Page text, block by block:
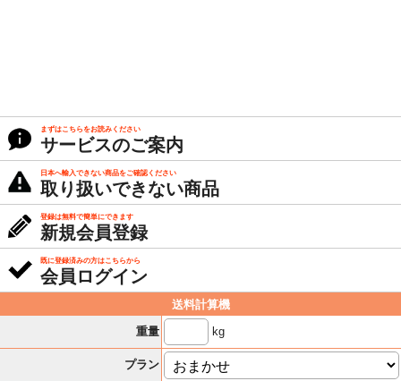
まずはこちらをお読みください
サービスのご案内
日本へ輸入できない商品をご確認ください
取り扱いできない商品
登録は無料で簡単にできます
新規会員登録
既に登録済みの方はこちらから
会員ログイン
送料計算機
重量
kg
プラン